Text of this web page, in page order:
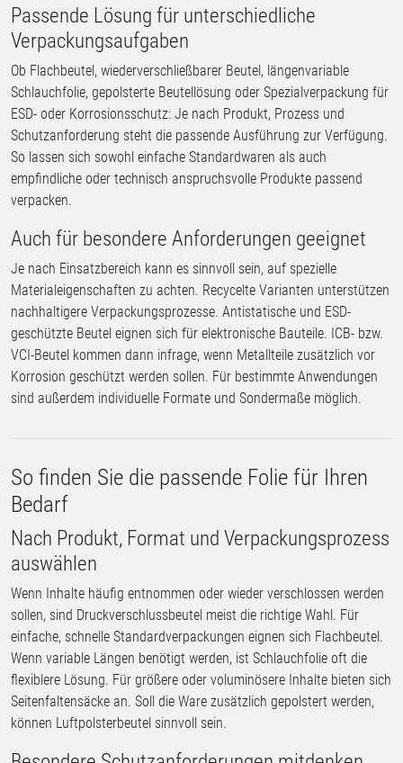
Passende Lösung für unterschiedliche
Verpackungsaufgaben
Ob Flachbeutel, wiederverschließbarer Beutel, längenvariable
Schlauchfolie, gepolsterte Beutellösung oder Spezialverpackung für
ESD- oder Korrosionsschutz: Je nach Produkt, Prozess und
Schutzanforderung steht die passende Ausführung zur Verfügung.
So lassen sich sowohl einfache Standardwaren als auch
empfindliche oder technisch anspruchsvolle Produkte passend
verpacken.
Auch für besondere Anforderungen geeignet
Je nach Einsatzbereich kann es sinnvoll sein, auf spezielle
Materialeigenschaften zu achten. Recycelte Varianten unterstützen
nachhaltigere Verpackungsprozesse. Antistatische und ESD-
geschützte Beutel eignen sich für elektronische Bauteile. ICB- bzw.
VCI-Beutel kommen dann infrage, wenn Metallteile zusätzlich vor
Korrosion geschützt werden sollen. Für bestimmte Anwendungen
sind außerdem individuelle Formate und Sondermaße möglich.
So finden Sie die passende Folie für Ihren
Bedarf
Nach Produkt, Format und Verpackungsprozess
auswählen
Wenn Inhalte häufig entnommen oder wieder verschlossen werden
sollen, sind Druckverschlussbeutel meist die richtige Wahl. Für
einfache, schnelle Standardverpackungen eignen sich Flachbeutel.
Wenn variable Längen benötigt werden, ist Schlauchfolie oft die
flexiblere Lösung. Für größere oder voluminösere Inhalte bieten sich
Seitenfaltensäcke an. Soll die Ware zusätzlich gepolstert werden,
können Luftpolsterbeutel sinnvoll sein.